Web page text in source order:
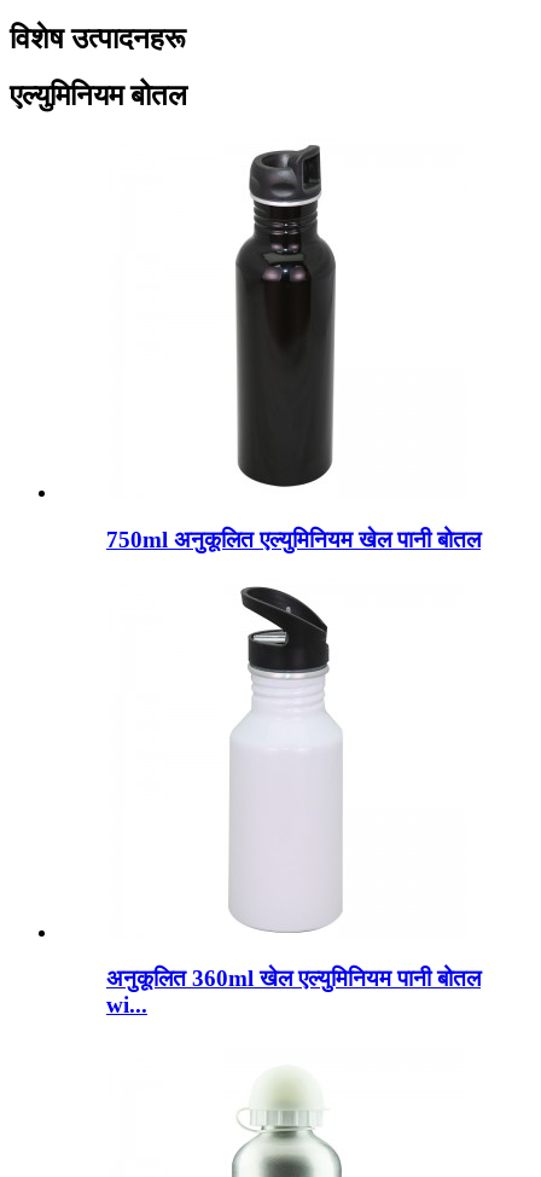
विशेष उत्पादनहरू
एल्युमिनियम बोतल
750ml अनुकूलित एल्युमिनियम खेल पानी बोतल
अनुकूलित 360ml खेल एल्युमिनियम पानी बोतल
wi...